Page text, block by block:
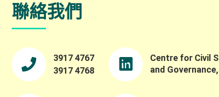
聯絡我們
3917 4767
3917 4768
Centre for Civil
and